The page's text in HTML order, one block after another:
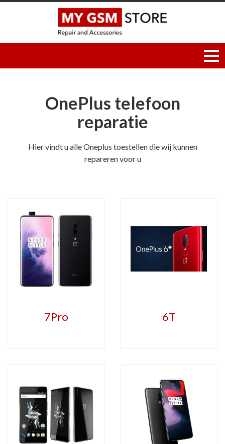
OnePlus telefoon
reparatie
Hier vindt u alle Oneplus toestellen die wij kunnen
repareren voor u
7Pro 6T